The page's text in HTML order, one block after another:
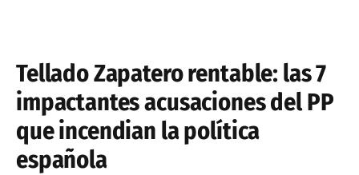
Tellado Zapatero rentable: las 7
impactantes acusaciones del PP
que incendian la política
española